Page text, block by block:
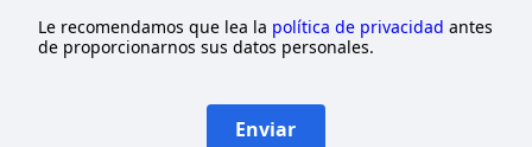
Le recomendamos que lea la política de privacidad antes
de proporcionarnos sus datos personales.
Enviar